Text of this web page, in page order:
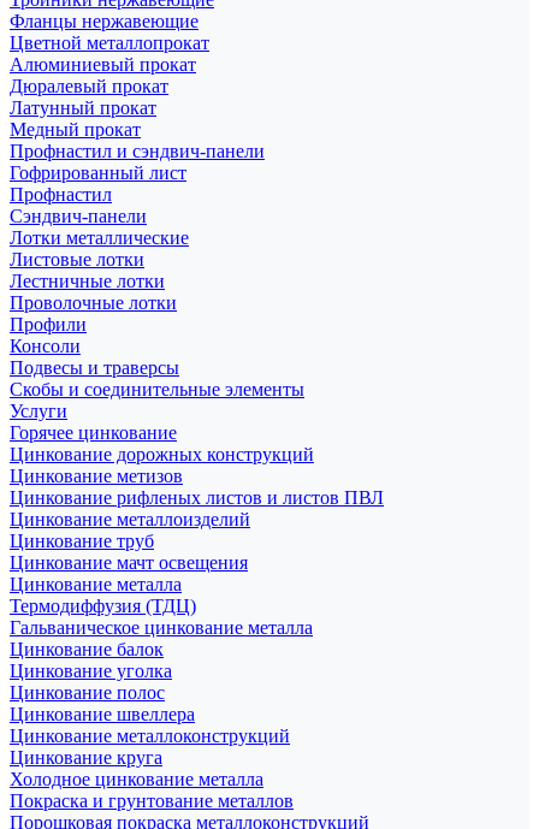
Фланцы нержавеющие
Цветной металлопрокат
Алюминиевый прокат
Дюралевый прокат
Латунный прокат
Медный прокат
Профнастил и сэндвич-панели
Гофрированный лист
Профнастил
Сэндвич-панели
Лотки металлические
Листовые лотки
Лестничные лотки
Проволочные лотки
Профили
Консоли
Подвесы и траверсы
Скобы и соединительные элементы
Услуги
Горячее цинкование
Цинкование дорожных конструкций
Цинкование метизов
Цинкование рифленых листов и листов ПВЛ
Цинкование металлоизделий
Цинкование труб
Цинкование мачт освещения
Цинкование металла
Термодиффузия (ТДЦ)
Гальваническое цинкование металла
Цинкование балок
Цинкование уголка
Цинкование полос
Цинкование швеллера
Цинкование металлоконструкций
Цинкование круга
Холодное цинкование металла
Покраска и грунтование металлов
Порошковая покраска металлоконструкций